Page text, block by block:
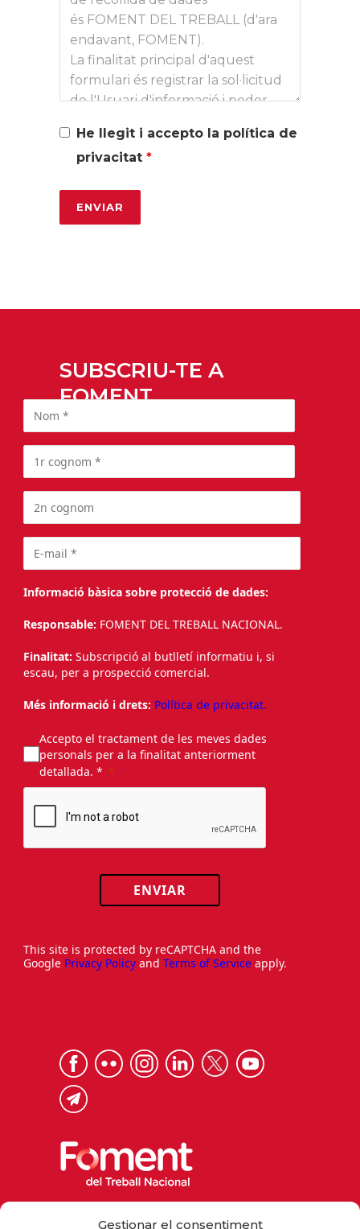
Gestionar el consentiment
He llegit i accepto la política de
privacitat *
SUBSCRIU-TE A
FOMENT
Informació bàsica sobre protecció de dades:
Responsable: FOMENT DEL TREBALL NACIONAL.
Finalitat: Subscripció al butlletí informatiu i, si
escau, per a prospecció comercial.
Més informació i drets: Política de privacitat.
Accepto el tractament de les meves dades
personals per a la finalitat anteriorment
detallada. *
ENVIAR
This site is protected by reCAPTCHA and the
Google Privacy Policy and Terms of Service apply.